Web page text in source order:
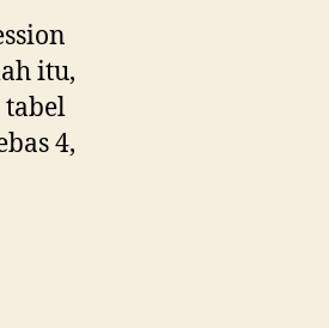
itu,
4,